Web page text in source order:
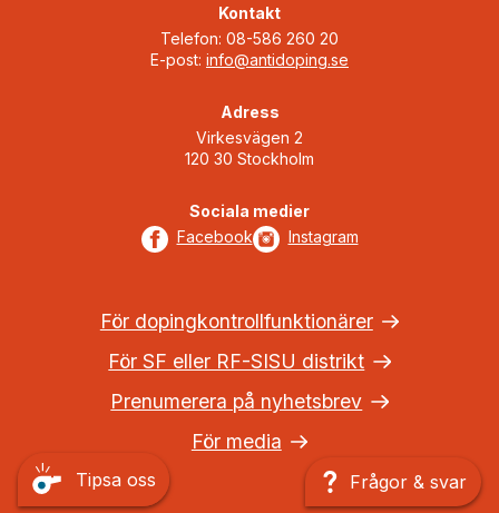
Tipsa oss
Kontakt
Telefon: 08-586 260 20
E-post: info@antidoping.se
Adress
Virkesvägen 2
120 30 Stockholm
Sociala medier
Facebook
Instagram
För dopingkontrollfunktionärer
För SF eller RF-SISU distrikt
Prenumerera på nyhetsbrev
För media
Frågor & svar